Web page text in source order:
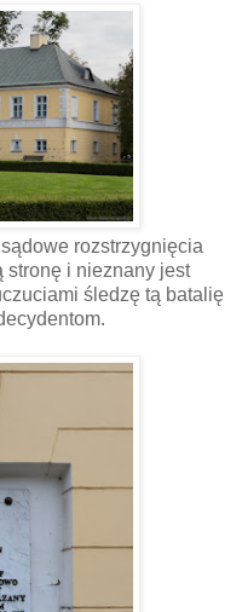
rozstrzygnięcia
stronę i nieznany jest
śledzę tą batalię